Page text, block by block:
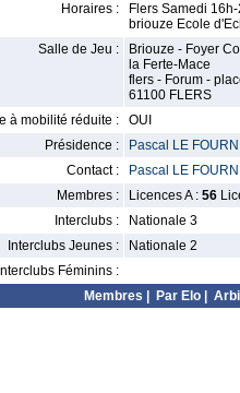
Horaires :
Flers Samedi
briouze Ecole
Salle de Jeu :
Briouze - Foyer
la Ferte-Mace
flers - Forum -
61100 FLERS
à mobilité réduite :
OUI
Présidence :
Pascal LE
Contact :
Pascal LE
Membres :
Licences A : 56
Interclubs :
Nationale 3
Interclubs Jeunes :
Nationale 2
Interclubs Féminins :
Membres
Par Elo